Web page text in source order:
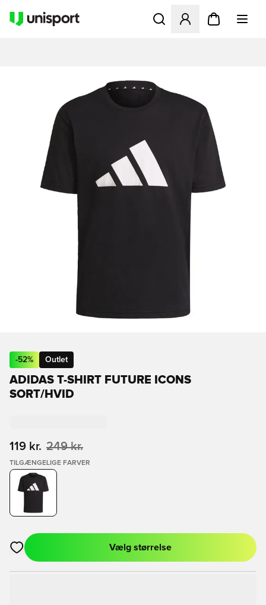
Åbner en Modal til at
-52% Outlet
ADIDAS T-SHIRT FUTURE ICONS
SORT/HVID
119 kr. 249 kr.
TILGÆNGELIGE FARVER
Åbner en Modal til at logge ind eller tilmelde dig som medlem
Vælg størrelse